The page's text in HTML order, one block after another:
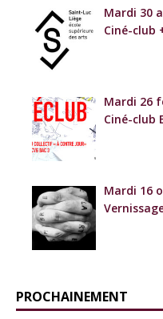
Mardi 30
Ciné-club
Mardi 26
Ciné-club
Mardi 16
PROCHAINEMENT